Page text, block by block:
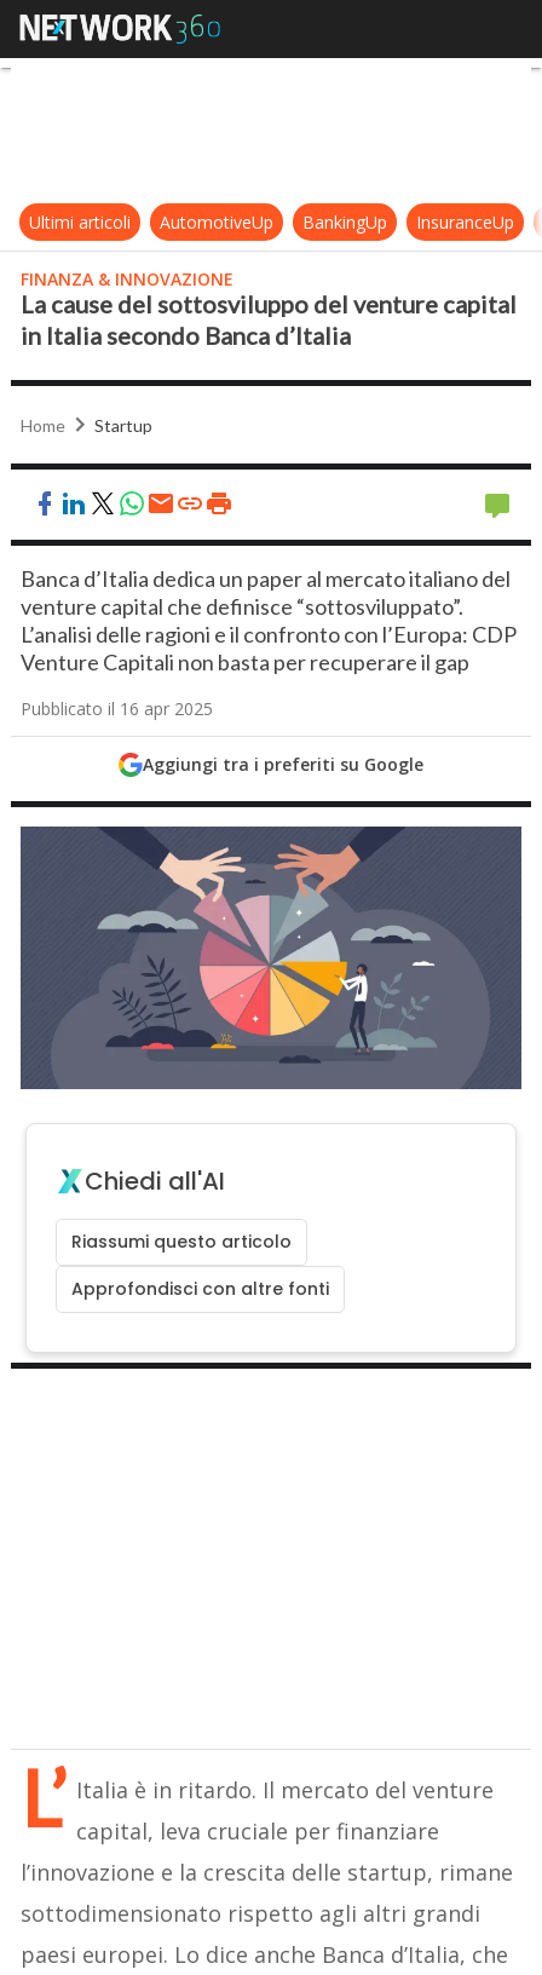
La cause del sottosviluppo del
Ultimi articoli AutomotiveUp BankingUp InsuranceUp
FINANZA & INNOVAZIONE
La cause del sottosviluppo del venture capital
in Italia secondo Banca d’Italia
Home Startup
Banca d’Italia dedica un paper al mercato italiano del
venture capital che definisce “sottosviluppato”.
L’analisi delle ragioni e il confronto con l’Europa: CDP
Venture Capitali non basta per recuperare il gap
Pubblicato il 16 apr 2025
Aggiungi tra i preferiti su Google
Chiedi all'AI
Riassumi questo articolo
Approfondisci con altre fonti
L’ Italia è in ritardo. Il mercato del venture
capital, leva cruciale per finanziare
l’innovazione e la crescita delle startup, rimane
sottodimensionato rispetto agli altri grandi
paesi europei. Lo dice anche Banca d’Italia, che